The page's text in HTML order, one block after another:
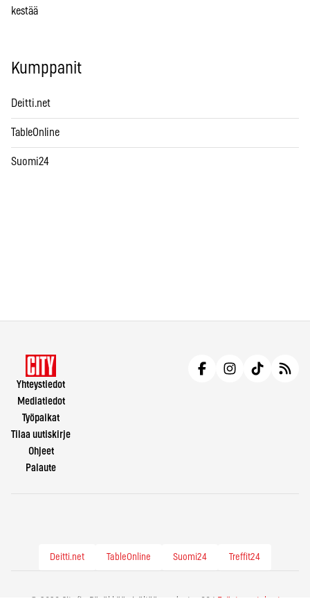
kestää
Kumppanit
Deitti.net
TableOnline
Suomi24
Yhteystiedot
Mediatiedot
Työpaikat
Tilaa uutiskirje
Ohjeet
Palaute
Deitti.net TableOnline Suomi24 Treffit24